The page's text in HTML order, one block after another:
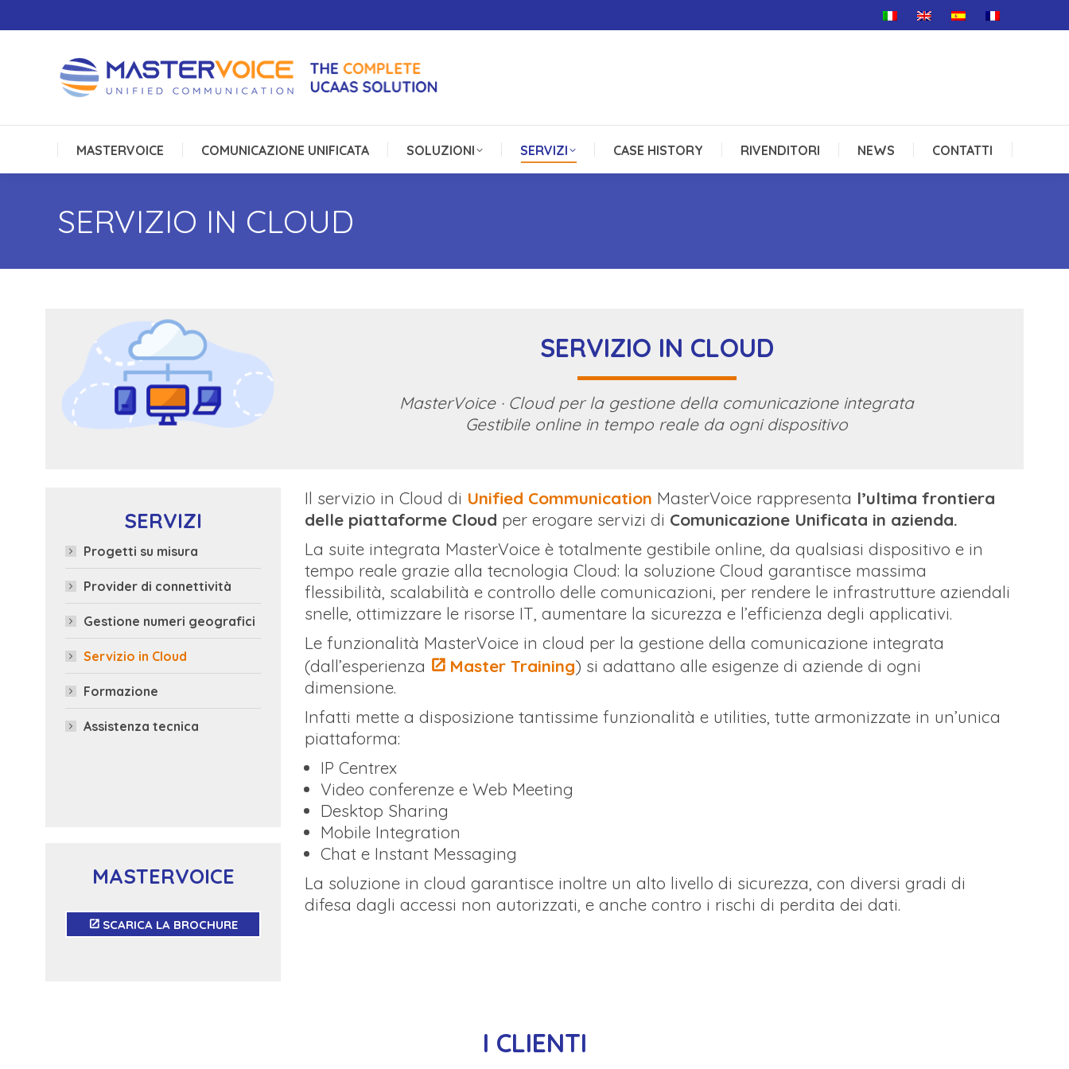
MASTERVOICE COMUNICAZIONE UNIFICATA SOLUZIONI SERVIZI CASE HISTORY RIVENDITORI NEWS CONTATTI
SERVIZIO IN CLOUD
SERVIZIO IN CLOUD
MasterVoice · Cloud per la gestione della comunicazione integrata
Gestibile online in tempo reale da ogni dispositivo
SERVIZI
Progetti su misura
Provider di connettività
Gestione numeri geografici
Servizio in Cloud
Formazione
Assistenza tecnica
MASTERVOICE
SCARICA LA BROCHURE
Il servizio in Cloud di Unified Communication MasterVoice rappresenta l’ultima frontiera
delle piattaforme Cloud per erogare servizi di Comunicazione Unificata in azienda.
La suite integrata MasterVoice è totalmente gestibile online, da qualsiasi dispositivo e in
tempo reale grazie alla tecnologia Cloud: la soluzione Cloud garantisce massima
flessibilità, scalabilità e controllo delle comunicazioni, per rendere le infrastrutture aziendali
snelle, ottimizzare le risorse IT, aumentare la sicurezza e l’efficienza degli applicativi.
Le funzionalità MasterVoice in cloud per la gestione della comunicazione integrata
(dall’esperienza
Master Training) si adattano alle esigenze di aziende di ogni
dimensione.
Infatti mette a disposizione tantissime funzionalità e utilities, tutte armonizzate in un’unica
piattaforma:
IP Centrex
Video conferenze e Web Meeting
Desktop Sharing
Mobile Integration
Chat e Instant Messaging
La soluzione in cloud garantisce inoltre un alto livello di sicurezza, con diversi gradi di
difesa dagli accessi non autorizzati, e anche contro i rischi di perdita dei dati.
I CLIENTI
NEWS CONTATTI